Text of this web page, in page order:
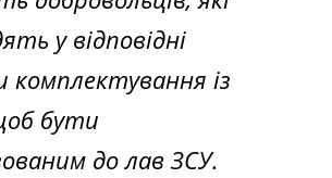
у відповідні
комплектування із
бути
до лав ЗСУ.